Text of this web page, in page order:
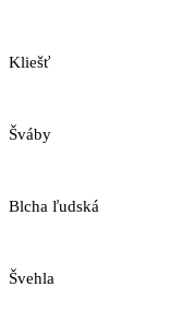
Kliešť
Šváby
Blcha ľudská
Švehla